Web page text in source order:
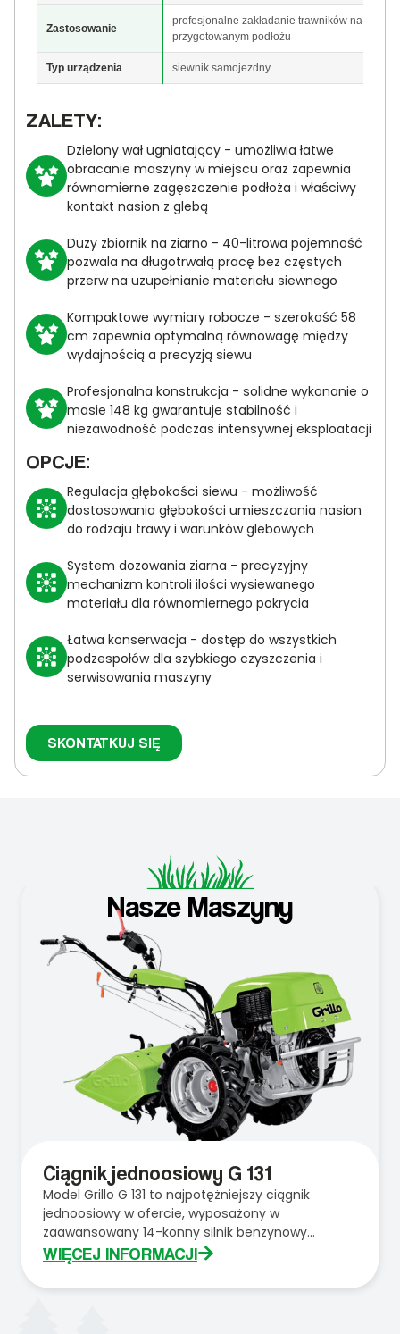
Zastosowanie
profesjonalne zakładanie trawników na
przygotowanym podłożu
Typ urządzenia siewnik samojezdny
ZALETY:
Dzielony wał ugniatający - umożliwia łatwe
obracanie maszyny w miejscu oraz zapewnia
równomierne zagęszczenie podłoża i właściwy
kontakt nasion z glebą
Duży zbiornik na ziarno - 40-litrowa pojemność
pozwala na długotrwałą pracę bez częstych
przerw na uzupełnianie materiału siewnego
Kompaktowe wymiary robocze - szerokość 58
cm zapewnia optymalną równowagę między
wydajnością a precyzją siewu
Profesjonalna konstrukcja - solidne wykonanie o
masie 148 kg gwarantuje stabilność i
niezawodność podczas intensywnej eksploatacji
OPCJE:
Regulacja głębokości siewu - możliwość
dostosowania głębokości umieszczania nasion
do rodzaju trawy i warunków glebowych
System dozowania ziarna - precyzyjny
mechanizm kontroli ilości wysiewanego
materiału dla równomiernego pokrycia
Łatwa konserwacja - dostęp do wszystkich
podzespołów dla szybkiego czyszczenia i
serwisowania maszyny
SKONTATKUJ SIĘ
Nasze Maszyny
Ciągnik jednoosiowy G 131
Model Grillo G 131 to najpotężniejszy ciągnik
jednoosiowy w ofercie, wyposażony w
zaawansowany 14-konny silnik benzynowy...
WIĘCEJ INFORMACJI